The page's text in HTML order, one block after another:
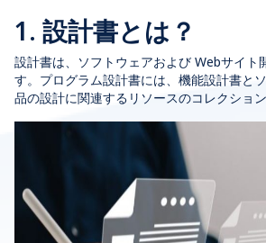
1. 設計書とは？
設計書は、ソフトウェアおよび Webサイト
す。プログラム設計書には、機能設計書と
品の設計に関連するリソースのコレクション